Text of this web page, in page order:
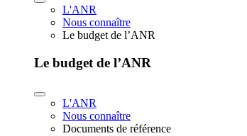
L'ANR
Nous connaître
Le budget de l’ANR
Le budget de l’ANR
L'ANR
Nous connaître
Documents de référence